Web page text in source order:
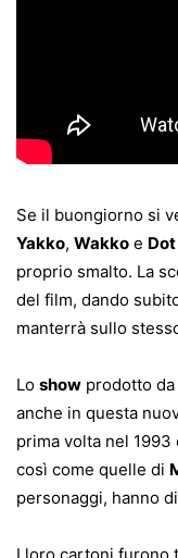
Se il buongiorno si
Yakko, Wakko e Dot
proprio smalto. La
del film, dando
manterrà sullo
Lo show prodotto da
anche in questa
prima volta nel
così come quelle di
personaggi, hanno